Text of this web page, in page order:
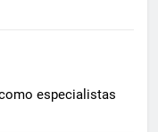
especialistas